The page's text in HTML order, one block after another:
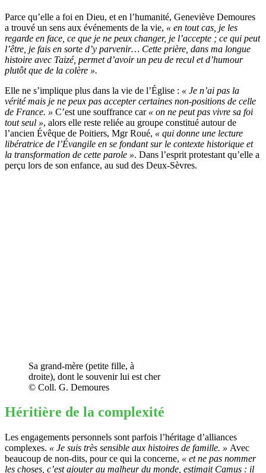
Parce qu’elle a foi en Dieu, et en l’humanité, Geneviève Demoures
a trouvé un sens aux événements de la vie, « en tout cas, je les
regarde en face, ce que je ne peux changer, je l’accepte ; ce qui peut
l’être, je fais en sorte d’y parvenir… Cette prière, dans ma longue
histoire avec Taizé, permet d’avoir un peu de recul et d’humour
plutôt que de la colère ».
Elle ne s’implique plus dans la vie de l’Église : « Je n’ai pas la
vérité mais je ne peux pas accepter certaines non-positions de celle
de France. » C’est une souffrance car« on ne peut pas vivre sa foi
tout seul », alors elle reste reliée au groupe constitué autour de
l’ancien Évêque de Poitiers, Mgr Roué, « qui donne une lecture
libératrice de l’Évangile en se fondant sur le contexte historique et
la transformation de cette parole ». Dans l’esprit protestant qu’elle a
perçu lors de son enfance, au sud des Deux-Sèvres.
Sa grand-mère (petite fille, à
droite), dont le souvenir lui est cher
© Coll. G. Demoures
Héritière de la complexité
Les engagements personnels sont parfois l’héritage d’alliances
complexes. « Je suis très sensible aux histoires de famille. » Avec
beaucoup de non-dits, pour ce qui la concerne, « et ne pas nommer
les choses, c’est ajouter au malheur du monde, estimait Camus : il